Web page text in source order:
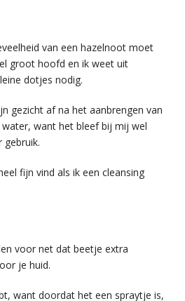
van een hazelnoot moet
groot hoofd en ik weet uit
dotjes nodig.
gezicht af na het aanbrengen van
want het bleef bij mij wel
gebruik.
fijn vind als ik een cleansing
voor net dat beetje extra
je huid.
want doordat het een spraytje is,